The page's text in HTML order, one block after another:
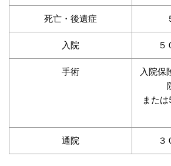
死亡・後遺症
入院 ５
手術
入院保
また
通院 ３